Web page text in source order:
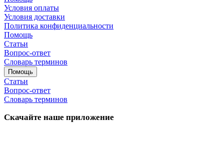
Условия оплаты
Условия доставки
Политика конфиденциальности
Помощь
Статьи
Вопрос-ответ
Словарь терминов
Помощь
Статьи
Вопрос-ответ
Словарь терминов
Скачайте наше приложение